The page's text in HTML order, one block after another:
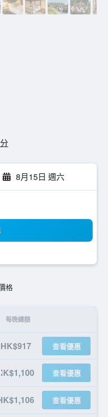
8月15日 週六
格
每晚總額
HK$917 查看優惠
查看優惠
查看優惠